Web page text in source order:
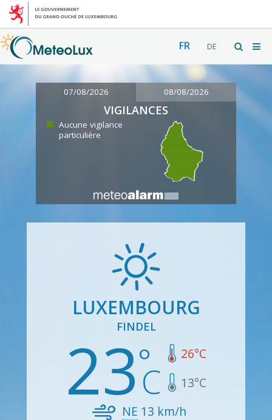
FR DE
07/08/2026 08/08/2026
VIGILANCES
Aucune vigilance
particulière
LUXEMBOURG
FINDEL
23 26°C
13°C
NE 13 km/h